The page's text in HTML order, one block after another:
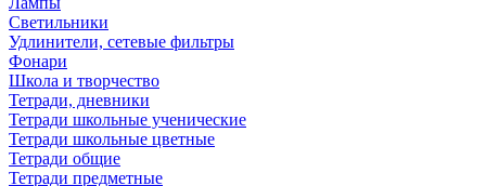
Светильники
Удлинители, сетевые фильтры
Фонари
Школа и творчество
Тетради, дневники
Тетради школьные ученические
Тетради школьные цветные
Тетради общие
Тетради предметные